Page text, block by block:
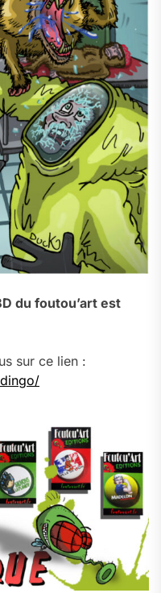
du foutou’art est
sur ce lien :